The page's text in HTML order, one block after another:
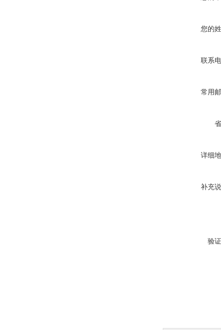
您的
联系
常用
详细
补充
验